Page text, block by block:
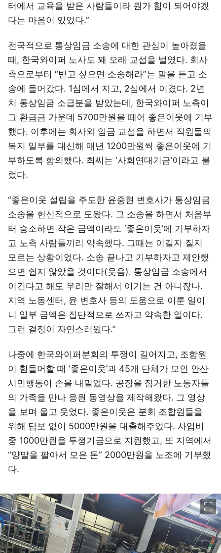
터에서 교육을 받은 사람들이라 뭔가 힘이 되어야겠
다는 마음이 있었다.”
전국적으로 통상임금 소송에 대한 관심이 높아졌을
때, 한국와이퍼 노사도 꽤 오래 교섭을 벌였다. 회사
측으로부터 “받고 싶으면 소송해라”는 말을 듣고 소
송에 들어갔다. 1심에서 지고, 2심에서 이겼다. 2년
치 통상임금 소급분을 받았는데, 한국와이퍼 노측이
그 환급금 가운데 5700만원을 떼어 좋은이웃에 기부
했다. 이후에는 회사와 임금 교섭을 하면서 직원들의
복지 일부를 대신해 매년 1200만원씩 좋은이웃에 기
부하도록 합의했다. 최씨는 ‘사회연대기금’이라고 불
렀다.
“좋은이웃 설립을 주도한 윤중현 변호사가 통상임금
소송을 헌신적으로 도왔다. 그 소송을 하면서 처음부
터 승소하면 작은 금액이라도 ‘좋은이웃’에 기부하자
고 노측 사람들끼리 약속했다. 그때는 이길지 질지
모르는 상황이었다. 소송 끝나고 기부하자고 제안했
으면 쉽지 않았을 것이다(웃음). 통상임금 소송에서
이긴다고 해도 우리만 잘해서 이기는 건 아니잖나.
지역 노동센터, 윤 변호사 등의 도움으로 이룬 일이
니 일부 금액은 집단적으로 쓰자고 약속한 일이다.
그런 결정이 자연스러웠다.”
나중에 한국와이퍼분회의 투쟁이 길어지고, 조합원
이 힘들어할 때 ‘좋은이웃’과 45개 단체가 모인 안산
시민행동이 손을 내밀었다. 공장을 점거한 노동자들
의 가족을 만나 응원 동영상을 제작해왔다. 그 영상
을 보며 울고 웃었다. 좋은이웃은 분회 조합원들을
위해 담보 없이 5000만원을 대출해주었다. 사업비
중 1000만원을 투쟁기금으로 지원했고, 또 지역에서
“양말을 팔아서 모은 돈” 2000만원을 노조에 기부했
다.